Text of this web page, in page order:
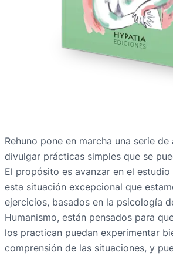
Rehuno pone en marcha una serie
divulgar prácticas simples que se
El propósito es avanzar en el
esta situación excepcional que
ejercicios, basados en la psicología
Humanismo, están pensados para
los practican puedan experimentar
comprensión de las situaciones, y